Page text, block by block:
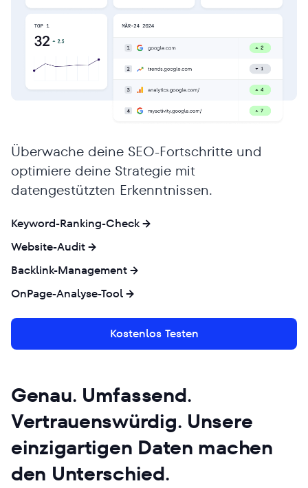
Überwache deine SEO-Fortschritte und
optimiere deine Strategie mit
datengestützten Erkenntnissen.
Keyword-Ranking-Check
Website-Audit
Backlink-Management
OnPage-Analyse-Tool
Kostenlos Testen
Genau. Umfassend.
Vertrauenswürdig. Unsere
einzigartigen Daten machen
den Unterschied.